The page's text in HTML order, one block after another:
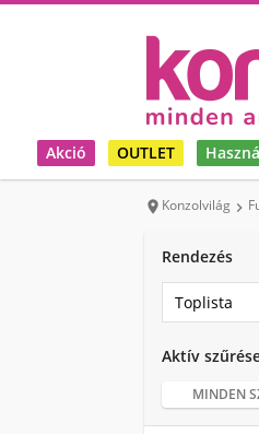
Akció OUTLET
 Konzolvilág 
Rendezés
Aktív
MINDEN